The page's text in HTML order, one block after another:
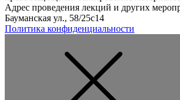
Адрес проведения лекций и других
Бауманская ул., 58/25с14
Политика конфиденциальности